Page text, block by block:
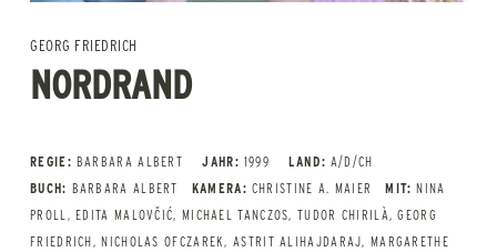
GEORG FRIEDRICH
NORDRAND
REGIE: BARBARA ALBERT JAHR: 1999 LAND: A/D/CH
BUCH: BARBARA ALBERT KAMERA: CHRISTINE A. MAIER MIT: NINA
PROLL, EDITA MALOVČIĆ, MICHAEL TANCZOS, TUDOR CHIRILÀ, GEORG
FRIEDRICH, NICHOLAS OFCZAREK, ASTRIT ALIHAJDARAJ, MARGARETHE